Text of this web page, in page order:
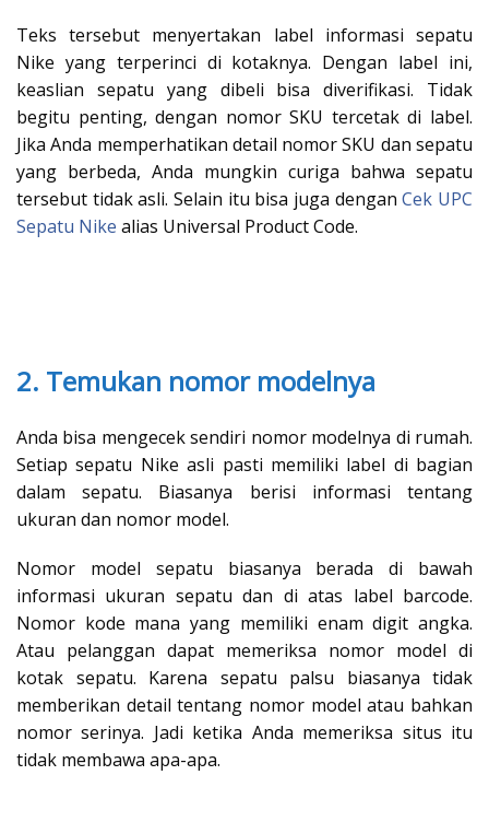
Teks tersebut menyertakan label informasi sepatu
Nike yang terperinci di kotaknya. Dengan label ini,
keaslian sepatu yang dibeli bisa diverifikasi. Tidak
begitu penting, dengan nomor SKU tercetak di label.
Jika Anda memperhatikan detail nomor SKU dan sepatu
yang berbeda, Anda mungkin curiga bahwa sepatu
tersebut tidak asli. Selain itu bisa juga denganCek UPC
Sepatu Nike alias Universal Product Code.
2. Temukan nomor modelnya
Anda bisa mengecek sendiri nomor modelnya di rumah.
Setiap sepatu Nike asli pasti memiliki label di bagian
dalam sepatu. Biasanya berisi informasi tentang
ukuran dan nomor model.
Nomor model sepatu biasanya berada di bawah
informasi ukuran sepatu dan di atas label barcode.
Nomor kode mana yang memiliki enam digit angka.
Atau pelanggan dapat memeriksa nomor model di
kotak sepatu. Karena sepatu palsu biasanya tidak
memberikan detail tentang nomor model atau bahkan
nomor serinya. Jadi ketika Anda memeriksa situs itu
tidak membawa apa-apa.